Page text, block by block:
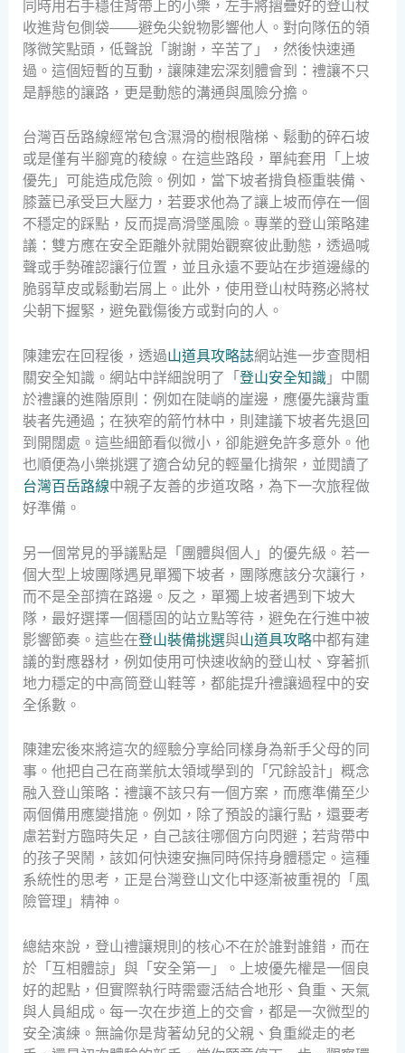
同時用右手穩住背帶上的小樂，左手將摺疊好的登山杖
收進背包側袋——避免尖銳物影響他人。對向隊伍的領
隊微笑點頭，低聲說「謝謝，辛苦了」，然後快速通
過。這個短暫的互動，讓陳建宏深刻體會到：禮讓不只
是靜態的讓路，更是動態的溝通與風險分擔。
台灣百岳路線經常包含濕滑的樹根階梯、鬆動的碎石坡
或是僅有半腳寬的稜線。在這些路段，單純套用「上坡
優先」可能造成危險。例如，當下坡者揹負極重裝備、
膝蓋已承受巨大壓力，若要求他為了讓上坡而停在一個
不穩定的踩點，反而提高滑墜風險。專業的登山策略建
議：雙方應在安全距離外就開始觀察彼此動態，透過喊
聲或手勢確認讓行位置，並且永遠不要站在步道邊緣的
脆弱草皮或鬆動岩屑上。此外，使用登山杖時務必將杖
尖朝下握緊，避免戳傷後方或對向的人。
陳建宏在回程後，透過山道具攻略誌網站進一步查閱相
關安全知識。網站中詳細說明了「 登山安全知識」中關
於禮讓的進階原則：例如在陡峭的崖邊，應優先讓背重
裝者先通過；在狹窄的箭竹林中，則建議下坡者先退回
到開闊處。這些細節看似微小，卻能避免許多意外。他
也順便為小樂挑選了適合幼兒的輕量化揹架，並閱讀了
台灣百岳路線中親子友善的步道攻略，為下一次旅程做
好準備。
另一個常見的爭議點是「團體與個人」的優先級。若一
個大型上坡團隊遇見單獨下坡者，團隊應該分次讓行，
而不是全部擠在路邊。反之，單獨上坡者遇到下坡大
隊，最好選擇一個穩固的站立點等待，避免在行進中被
影響節奏。這些在登山裝備挑選與山道具攻略中都有建
議的對應器材，例如使用可快速收納的登山杖、穿著抓
地力穩定的中高筒登山鞋等，都能提升禮讓過程中的安
全係數。
陳建宏後來將這次的經驗分享給同樣身為新手父母的同
事。他把自己在商業航太領域學到的「冗餘設計」概念
融入登山策略：禮讓不該只有一個方案，而應準備至少
兩個備用應變措施。例如，除了預設的讓行點，還要考
慮若對方臨時失足，自己該往哪個方向閃避；若背帶中
的孩子哭鬧，該如何快速安撫同時保持身體穩定。這種
系統性的思考，正是台灣登山文化中逐漸被重視的「風
險管理」精神。
總結來說，登山禮讓規則的核心不在於誰對誰錯，而在
於「互相體諒」與「安全第一」。上坡優先權是一個良
好的起點，但實際執行時需靈活結合地形、負重、天氣
與人員組成。每一次在步道上的交會，都是一次微型的
安全演練。無論你是背著幼兒的父親、負重縱走的老